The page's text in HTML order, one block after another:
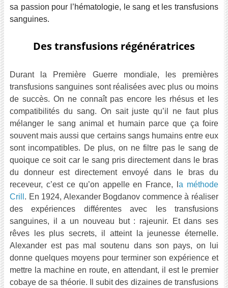
sa passion pour l’hématologie, le sang et les transfusions
sanguines.
Des transfusions régénératrices
Durant la Première Guerre mondiale, les premières
transfusions sanguines sont réalisées avec plus ou moins
de succès. On ne connaît pas encore les rhésus et les
compatibilités du sang. On sait juste qu’il ne faut plus
mélanger le sang animal et humain parce que ça foire
souvent mais aussi que certains sangs humains entre eux
sont incompatibles. De plus, on ne filtre pas le sang de
quoique ce soit car le sang pris directement dans le bras
du donneur est directement envoyé dans le bras du
receveur, c’est ce qu’on appelle en France, la méthode
Crill . En 1924, Alexander Bogdanov commence à réaliser
des expériences différentes avec les transfusions
sanguines, il a un nouveau but : rajeunir. Et dans ses
rêves les plus secrets, il atteint la jeunesse éternelle.
Alexander est pas mal soutenu dans son pays, on lui
donne quelques moyens pour terminer son expérience et
mettre la machine en route, en attendant, il est le premier
cobaye de sa théorie. Il subit des dizaines de transfusions